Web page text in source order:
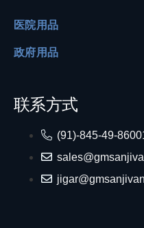
医院用品
政府用品
联系方式
(91)-845-49-